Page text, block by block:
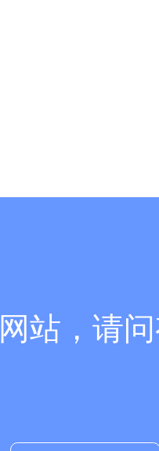
站，请